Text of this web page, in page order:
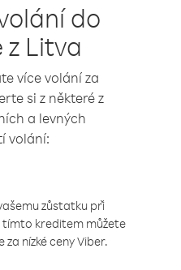
do
Litva
více volání za
si z některé z
a levných
volání:
zůstatku při
tímto kreditem můžete
nízké ceny Viber.